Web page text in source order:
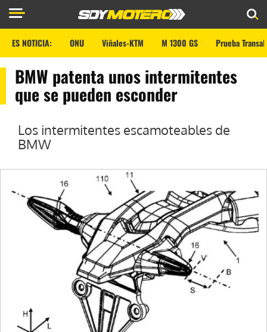
ES NOTICIA: ONU Viñales-KTM M 1300 GS Prueba
BMW patenta unos intermitentes
que se pueden esconder
Los intermitentes escamoteables de
BMW